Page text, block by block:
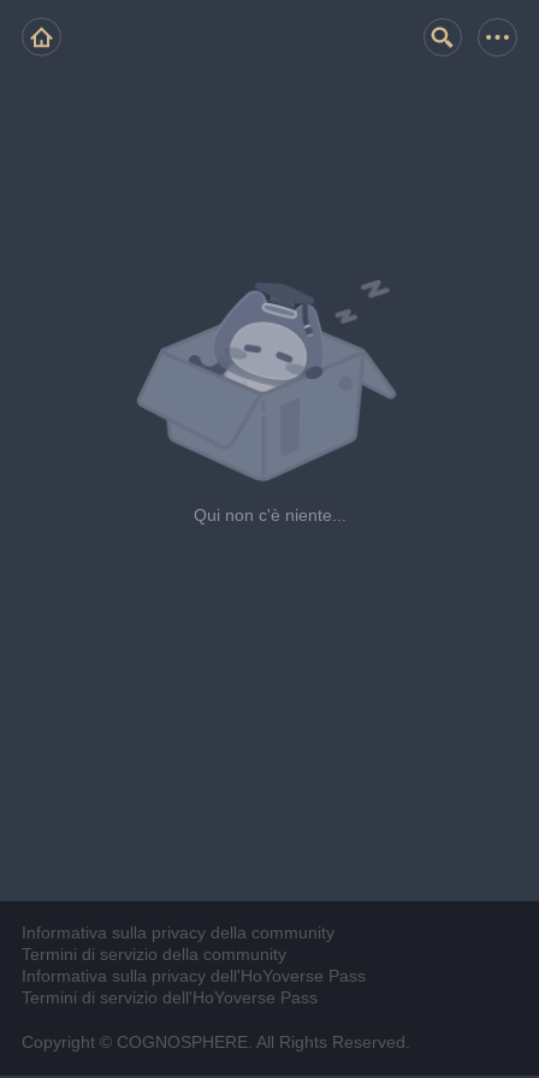
Qui non c'è niente...
Informativa sulla privacy della community
Termini di servizio della community
Informativa sulla privacy dell'HoYoverse Pass
Termini di servizio dell'HoYoverse Pass
Copyright © COGNOSPHERE. All Rights Reserved.